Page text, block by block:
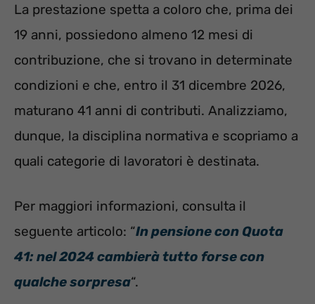
La prestazione spetta a coloro che, prima dei
19 anni, possiedono almeno 12 mesi di
contribuzione, che si trovano in determinate
condizioni e che, entro il 31 dicembre 2026,
maturano 41 anni di contributi. Analizziamo,
dunque, la disciplina normativa e scopriamo a
quali categorie di lavoratori è destinata.
Per maggiori informazioni, consulta il
seguente articolo: “In pensione con Quota
41: nel 2024 cambierà tutto forse con
qualche sorpresa“.